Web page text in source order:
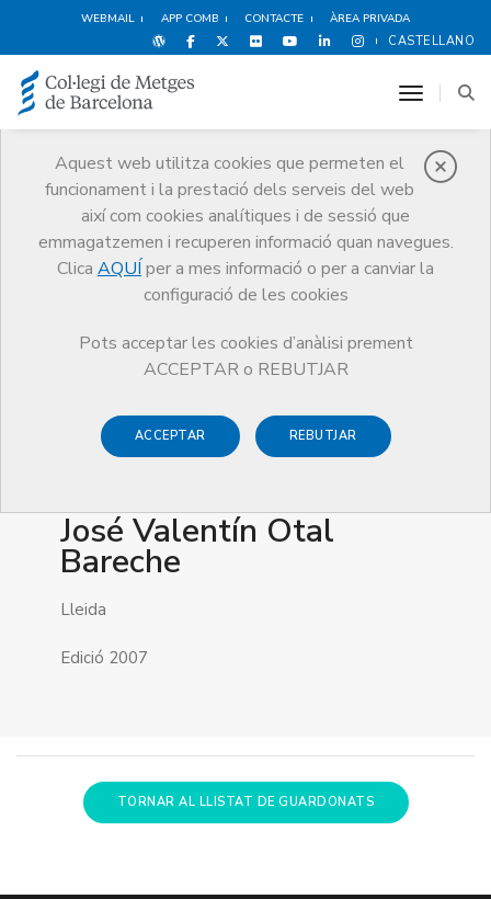
WEBMAIL APP COMB CONTACTE ÀREA PRIVADA
CASTELLANO
Aquest web utilitza cookies que permeten el
funcionament i la prestació dels serveis del web
així com cookies analítiques i de sessió que
emmagatzemen i recuperen informació quan navegues.
Clica AQUÍ per a mes informació o per a canviar la
configuració de les cookies
Pots acceptar les cookies d’anàlisi prement
ACCEPTAR o REBUTJAR
ACCEPTAR REBUTJAR
toggle
Premis
Premis Guardonat Edició 2007
Guardonat Edició 2007
José Valentín Otal
Bareche
Lleida
Edició 2007
TORNAR AL LLISTAT DE GUARDONATS